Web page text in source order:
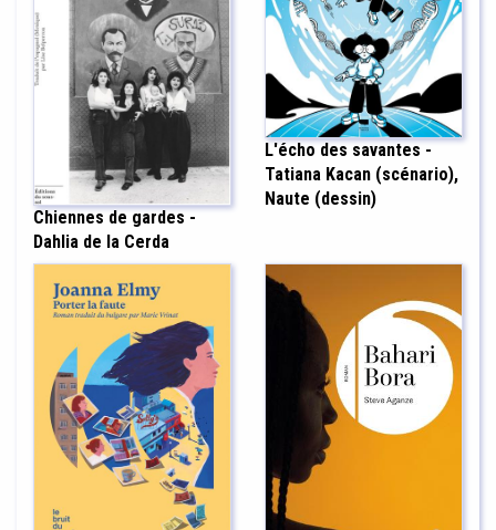
Chiennes de gardes -
Dahlia de la Cerda
L'écho des savantes -
Tatiana Kacan (scénario),
Naute (dessin)